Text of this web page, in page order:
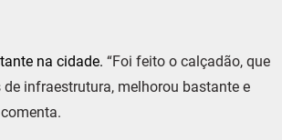
na cidade. “Foi feito o calçadão, que
infraestrutura, melhorou bastante e